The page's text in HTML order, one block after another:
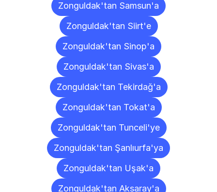
Zonguldak'tan Samsun'a
Zonguldak'tan Siirt'e
Zonguldak'tan Sinop'a
Zonguldak'tan Sivas'a
Zonguldak'tan Tekirdağ'a
Zonguldak'tan Tokat'a
Zonguldak'tan Tunceli'ye
Zonguldak'tan Şanlıurfa'ya
Zonguldak'tan Uşak'a
Zonguldak'tan Aksaray'a